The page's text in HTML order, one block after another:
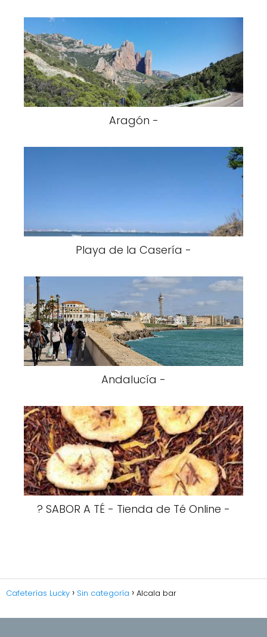
Aragón -
Playa de la Casería -
Andalucía -
? SABOR A TÉ - Tienda de Té Online -
Cafeterías Lucky Sin categoría Alcala bar